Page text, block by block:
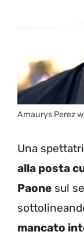
Amaurys Perez
Una
alla posta
Paone sul
mancato